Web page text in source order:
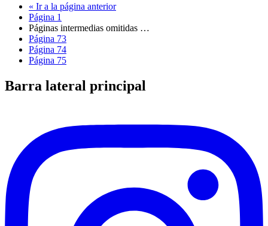
« Ir a la página anterior
Página 1
Páginas intermedias omitidas …
Página 73
Página 74
Página 75
Barra lateral principal